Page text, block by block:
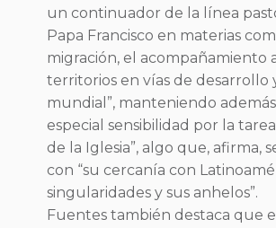
un continuador de la línea
Papa Francisco en materias
migración, el acompañamiento
territorios en vías de desarrollo
mundial”, manteniendo
especial sensibilidad por la
de la Iglesia”, algo que, afirma,
con “su cercanía con
singularidades y sus anhelos”.
Fuentes también destaca que